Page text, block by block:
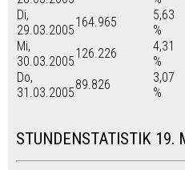
Di,
29.03.2005
164.965
5,63
%
Mi,
30.03.2005
126.226
4,31
%
Do,
31.03.2005
89.826
3,07
%
STUNDENSTATISTIK 19.